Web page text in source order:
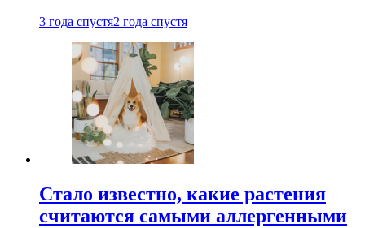
3 года спустя2 года спустя
Стало известно, какие растения
считаются самыми аллергенными